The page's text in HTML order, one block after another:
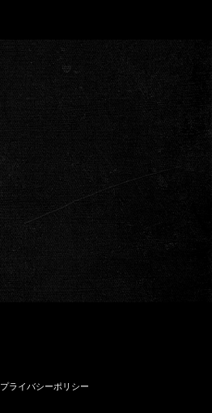
プライバシーポリシー